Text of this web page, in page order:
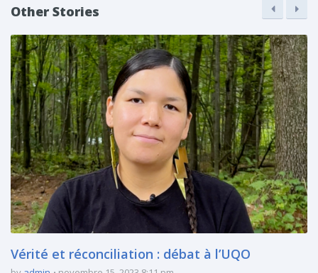
Other Stories
Vérité et réconciliation : débat à l’UQO